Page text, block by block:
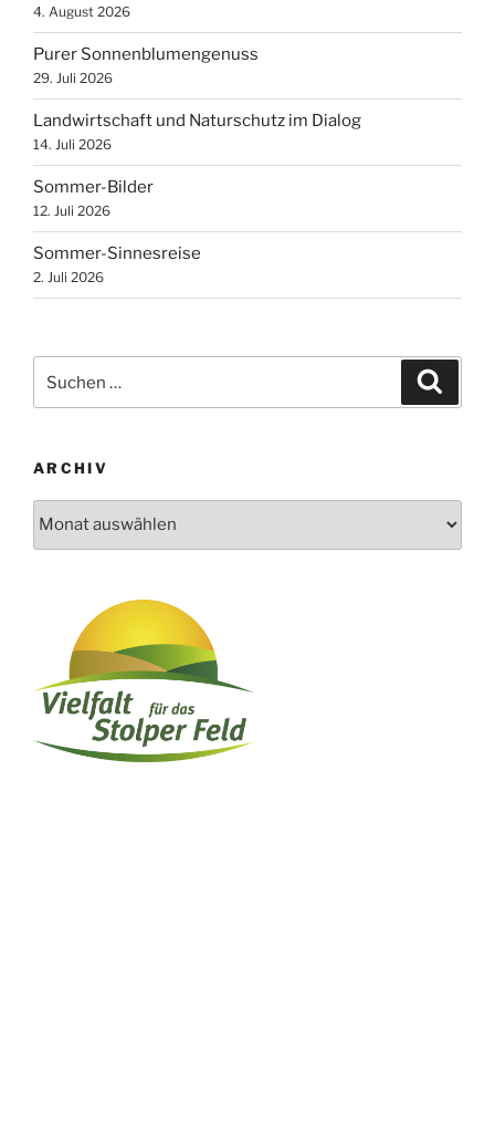
4. August 2026
Purer Sonnenblumengenuss
29. Juli 2026
Landwirtschaft und Naturschutz im Dialog
14. Juli 2026
Sommer-Bilder
12. Juli 2026
Sommer-Sinnesreise
2. Juli 2026
nach:
ARCHIV